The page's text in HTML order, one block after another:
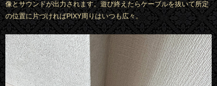
像とサウンドが出力されます。遊び終えたらケーブルを抜いて所定
の位置に片づければPIXY周りはいつも広々。